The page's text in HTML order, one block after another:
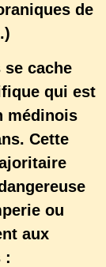
de
se cache
qui est
médinois
Cette
ou
aux
: